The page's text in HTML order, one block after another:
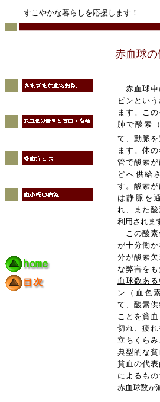
すこやかな暮らしを応援します！
赤血球の
赤血球中
ビンとい
ます。こ
肺で酸素（
て、動脈
ます。体
管で酸素
どへ供給
す。酸素
は静脈を
れ、また
利用されま
この酸素
が十分働
分が酸素欠
な弊害をも
血球数あ
ン（血色
て、酸素
ことを貧
切れ、疲
立ちくら
典型的な貧
貧血の代
によるもの
赤血球数が